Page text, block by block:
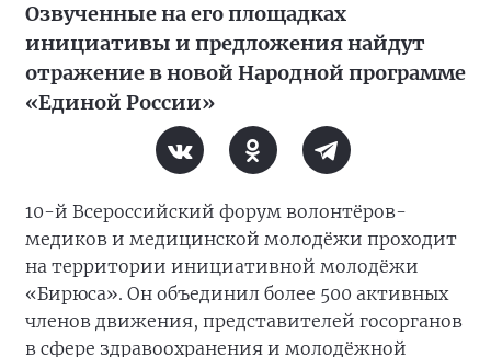
Озвученные на его площадках
инициативы и предложения найдут
отражение в новой Народной программе
«Единой России»
10-й Всероссийский форум волонтёров-
медиков и медицинской молодёжи проходит
на территории инициативной молодёжи
«Бирюса». Он объединил более 500 активных
членов движения, представителей госорганов
в сфере здравоохранения и молодёжной